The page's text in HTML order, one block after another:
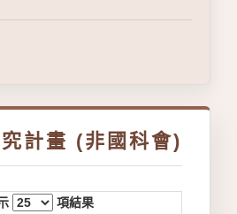
計畫 (非國科會)
項結果